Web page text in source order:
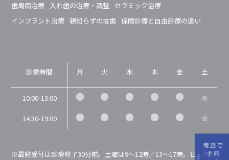
歯周病治療 入れ歯の治療・調整 セラミック治療
インプラント治療 親知らずの抜歯 保険診療と自由診療の違い
診療時間 月 火 水 木 金 土
10:00-13:00 ※
14:30-19:00 ※
※最終受付は診療終了30分前。土曜は9～12時／13～17時。日・祝は